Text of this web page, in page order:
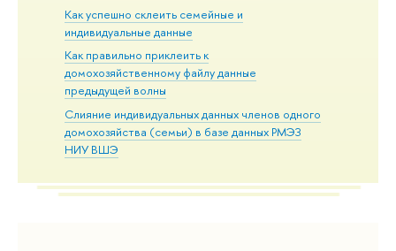
Как успешно склеить семейные и
индивидуальные данные
Как правильно приклеить к
домохозяйственному файлу данные
предыдущей волны
Слияние индивидуальных данных членов одного
домохозяйства (семьи) в базе данных РМЭЗ
НИУ ВШЭ